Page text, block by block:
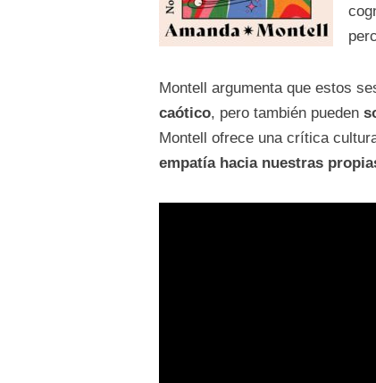
Montell argumenta que estos
caótico, pero también pueden
Montell ofrece una crítica
empatía hacia nuestras